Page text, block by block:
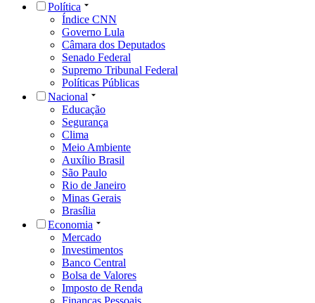
Política
Índice CNN
Governo Lula
Câmara dos Deputados
Senado Federal
Supremo Tribunal Federal
Políticas Públicas
Nacional
Educação
Segurança
Clima
Meio Ambiente
Auxílio Brasil
São Paulo
Rio de Janeiro
Minas Gerais
Brasília
Economia
Mercado
Investimentos
Banco Central
Bolsa de Valores
Imposto de Renda